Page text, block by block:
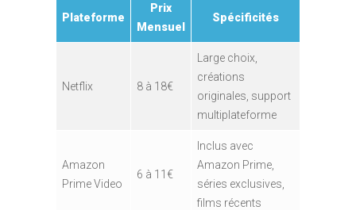
Plateforme
Prix
Mensuel
Spécificités
Netflix 8 à 18€
Large choix,
créations
originales, support
multiplateforme
Amazon
Prime Video
6 à 11€
Inclus avec
Amazon Prime,
séries exclusives,
films récents